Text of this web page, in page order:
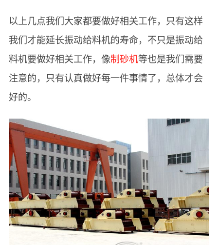
以上几点我们大家都要做好相关工作，只有这样
我们才能延长振动给料机的寿命，不只是振动给
料机要做好相关工作，像制砂机等也是我们需要
注意的，只有认真做好每一件事情了，总体才会
好的。